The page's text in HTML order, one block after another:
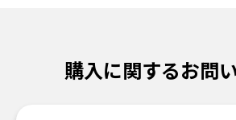
購入に関するお問